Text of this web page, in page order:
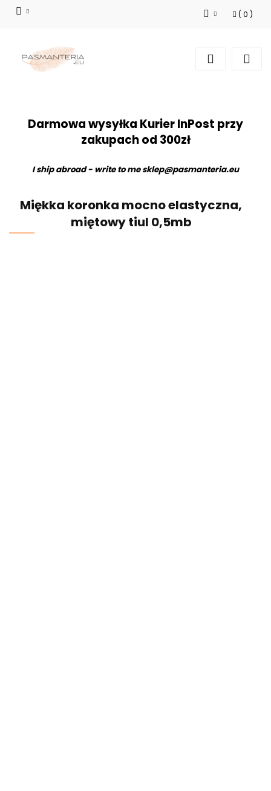
( 0 )
Darmowa wysyłka Kurier InPost przy
zakupach od 300zł
I ship abroad - write to mesklep@pasmanteria.eu
Miękka koronka mocno elastyczna,
miętowy tiul 0,5mb